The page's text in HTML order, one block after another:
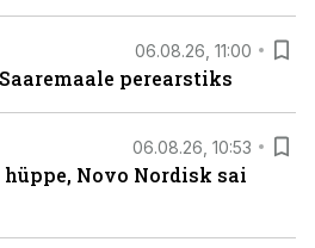
06.08.26, 11:00
perearstiks
06.08.26, 10:53
Novo Nordisk sai